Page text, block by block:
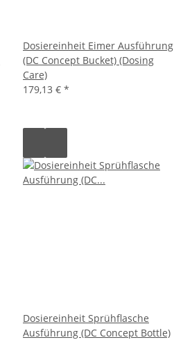
Dosiereinheit Eimer Ausführung
(DC Concept Bucket) (Dosing
Care)
179,13 € *
Dosiereinheit Sprühflasche
Ausführung (DC Concept Bottle)